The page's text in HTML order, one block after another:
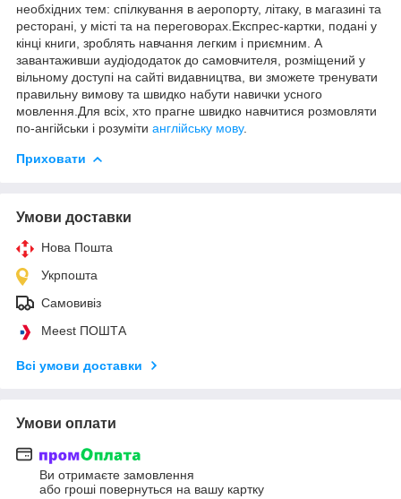
необхідних тем: спілкування в аеропорту, літаку, в магазині та
ресторані, у місті та на переговорах.Експрес-картки, подані у
кінці книги, зроблять навчання легким і приємним. А
завантаживши аудіододаток до самовчителя, розміщений у
вільному доступі на сайті видавництва, ви зможете тренувати
правильну вимову та швидко набути навички усного
мовлення.Для всіх, хто прагне швидко навчитися розмовляти
по-ангійськи і розуміти англійську мову.
Приховати
Умови доставки
Нова Пошта
Укрпошта
Самовивіз
Meest ПОШТА
Всі умови доставки
Умови оплати
Ви отримаєте замовлення
або гроші повернуться на вашу картку